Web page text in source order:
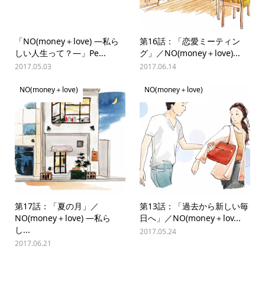
「NO(money＋love) —私ら
しい人生って？—」Pe...
2017.05.03
第16話：「恋愛ミーティン
グ」／NO(money＋love)...
2017.06.14
NO(money＋love)
第17話：「夏の月」／
NO(money＋love) —私ら
し...
2017.06.21
NO(money＋love)
第13話：「過去から新しい毎
日へ」／NO(money＋lov...
2017.05.24